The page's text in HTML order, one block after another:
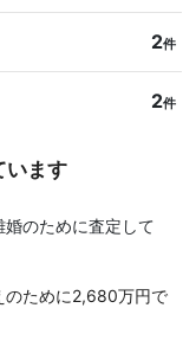
2件
2件
います
のために査定して
のために2,680万円で